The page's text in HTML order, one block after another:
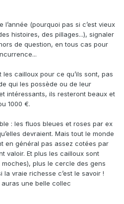
l’année (pourquoi pas si c’est vieux
histoires, des pillages...), signaler
de question, en tous cas pour
cailloux pour ce qu’ils sont, pas
qui les possède ou de leur
intéressants, ils resteront beaux et
1000 €.
: les fluos bleues et roses par ex
devraient. Mais tout le monde
en général pas assez cotées par
valoir. Et plus les cailloux sont
plus le cercle des gens
vraie richesse c’est le savoir !
une belle collec